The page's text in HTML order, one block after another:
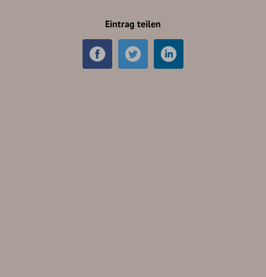
Eintrag teilen